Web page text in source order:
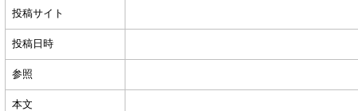
投稿サイト
投稿日時
参照
本文